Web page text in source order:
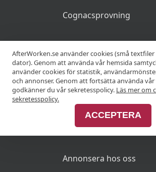
Cognacsprovning
KRÖGARE
Anslut din restaurang
Annonsera hos oss
AfterWorken.se använder cookies (små
dator). Genom att använda vår hemsida
använder cookies för statistik,
och annonser. Genom att fortsätta använda
godkänner du vår sekretesspolicy. Läs mer om
sekretesspolicy.
ACCEPTERA